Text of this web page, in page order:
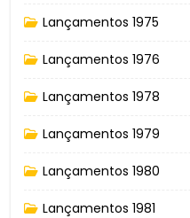
Lançamentos 1975
Lançamentos 1976
Lançamentos 1978
Lançamentos 1979
Lançamentos 1980
Lançamentos 1981